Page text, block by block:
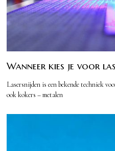
Wanneer kies je voor
Lasersnijden is een bekende techniek
ook kokers – metalen